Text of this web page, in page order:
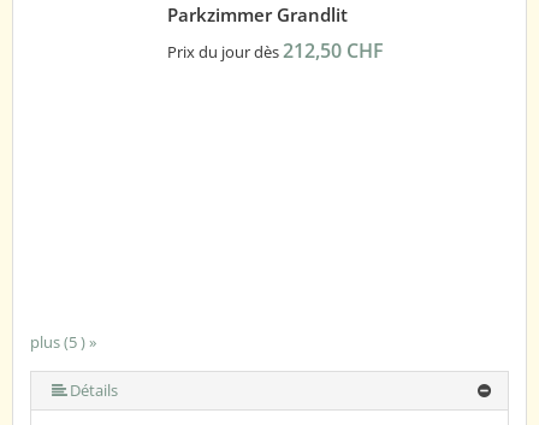
plus (5 ) »
plus (5 ) »
Parkzimmer Grandlit
Prix du jour dès212,50 CHF
Détails